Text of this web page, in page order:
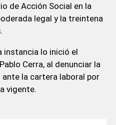
de Acción Social en la
legal y la treintena
instancia lo inició el
Cerra, al denunciar la
la cartera laboral por
vigente.